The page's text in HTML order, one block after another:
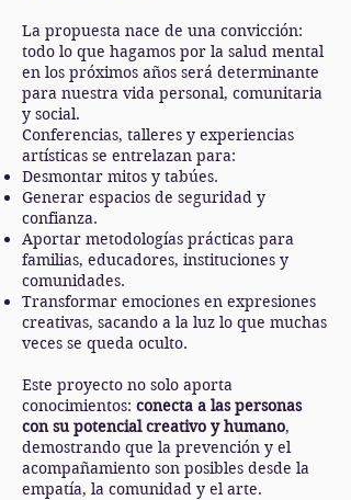
La propuesta nace de una convicción:
todo lo que hagamos por la salud mental
en los próximos años será determinante
para nuestra vida personal, comunitaria
y social.
Conferencias, talleres y experiencias
artísticas se entrelazan para:
Desmontar mitos y tabúes.
Generar espacios de seguridad y
confianza.
Aportar metodologías prácticas para
familias, educadores, instituciones y
comunidades.
Transformar emociones en expresiones
creativas, sacando a la luz lo que muchas
veces se queda oculto.
Este proyecto no solo aporta
conocimientos: conecta a las personas
con su potencial creativo y humano,
demostrando que la prevención y el
acompañamiento son posibles desde la
empatía, la comunidad y el arte.